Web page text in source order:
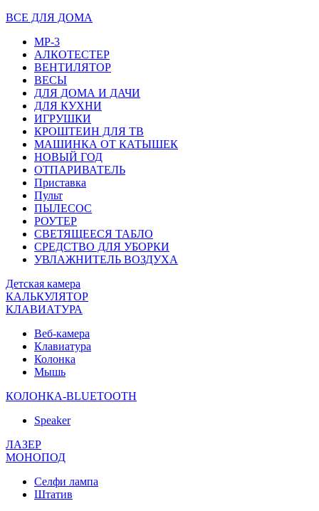
ВСЕ ДЛЯ ДОМА
MP-3
АЛКОТЕСТЕР
ВЕНТИЛЯТОР
ВЕСЫ
ДЛЯ ДОМА И ДАЧИ
ДЛЯ КУХНИ
ИГРУШКИ
КРОШТЕИН ДЛЯ ТВ
МАШИНКА ОТ КАТЫШЕК
НОВЫЙ ГОД
ОТПАРИВАТЕЛЬ
Приставка
Пульт
ПЫЛЕСОС
РОУТЕР
СВЕТЯЩЕЕСЯ ТАБЛО
СРЕДСТВО ДЛЯ УБОРКИ
УВЛАЖНИТЕЛЬ ВОЗДУХА
Детская камера
КАЛЬКУЛЯТОР
КЛАВИАТУРА
Веб-камера
Клавиатура
Колонка
Мышь
КОЛОНКА-BLUETOOTH
Speaker
ЛАЗЕР
МОНОПОД
Селфи лампа
Штатив